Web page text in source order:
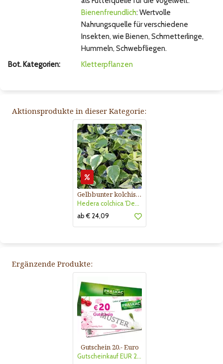
Bienenfreundlich: Wertvolle
Nahrungsquelle für verschiedene
Insekten, wie Bienen, Schmetterlinge,
Hummeln, Schwebfliegen.
Bot. Kategorien:
Kletterpflanzen
Aktionsprodukte in dieser Kategorie:
Gelbbunter kolchischer Efeu
Hedera colchica 'Dentata Variegata'
ab € 24,09
Ergänzende Produkte:
Gutschein 20.- Euro
Gutscheinkauf EUR 20.-